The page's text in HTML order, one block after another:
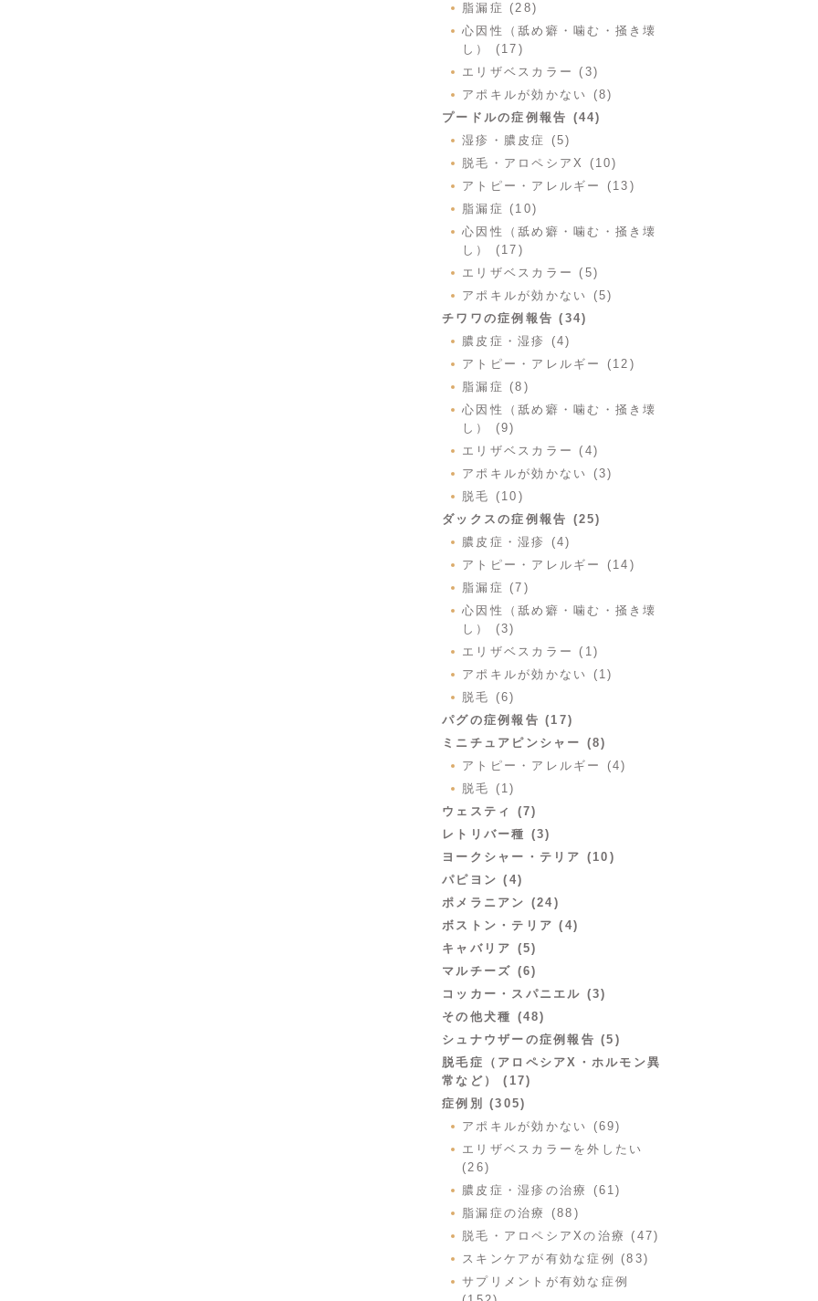
脂漏症 (28)
心因性（舐め癖・噛む・掻き壊
し） (17)
エリザベスカラー (3)
アポキルが効かない (8)
プードルの症例報告 (44)
湿疹・膿皮症 (5)
脱毛・アロペシアX (10)
アトピー・アレルギー (13)
脂漏症 (10)
心因性（舐め癖・噛む・掻き壊
し） (17)
エリザベスカラー (5)
アポキルが効かない (5)
チワワの症例報告 (34)
膿皮症・湿疹 (4)
アトピー・アレルギー (12)
脂漏症 (8)
心因性（舐め癖・噛む・掻き壊
し） (9)
エリザベスカラー (4)
アポキルが効かない (3)
脱毛 (10)
ダックスの症例報告 (25)
膿皮症・湿疹 (4)
アトピー・アレルギー (14)
脂漏症 (7)
心因性（舐め癖・噛む・掻き壊
し） (3)
エリザベスカラー (1)
アポキルが効かない (1)
脱毛 (6)
パグの症例報告 (17)
ミニチュアピンシャー (8)
アトピー・アレルギー (4)
脱毛 (1)
ウェスティ (7)
レトリバー種 (3)
ヨークシャー・テリア (10)
パピヨン (4)
ポメラニアン (24)
ボストン・テリア (4)
キャバリア (5)
マルチーズ (6)
コッカー・スパニエル (3)
その他犬種 (48)
シュナウザーの症例報告 (5)
脱毛症（アロペシアX・ホルモン異
常など） (17)
症例別 (305)
アポキルが効かない (69)
エリザベスカラーを外したい
(26)
膿皮症・湿疹の治療 (61)
脂漏症の治療 (88)
脱毛・アロペシアXの治療 (47)
スキンケアが有効な症例 (83)
サプリメントが有効な症例